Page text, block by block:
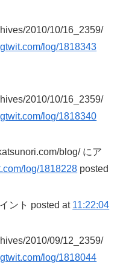
2010/10/16_2359/
log/1818343
2010/10/16_2359/
log/1818340
blog/ にア
log/1818228 posted
ント posted at 11:22:04
2010/09/12_2359/
log/1818044